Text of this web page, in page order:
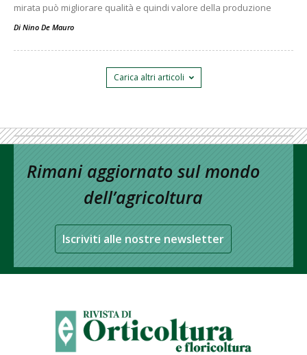
mirata può migliorare qualità e quindi valore della produzione
Di Nino De Mauro
Carica altri articoli
Rimani aggiornato sul mondo
dell’agricoltura
Iscriviti alle nostre newsletter